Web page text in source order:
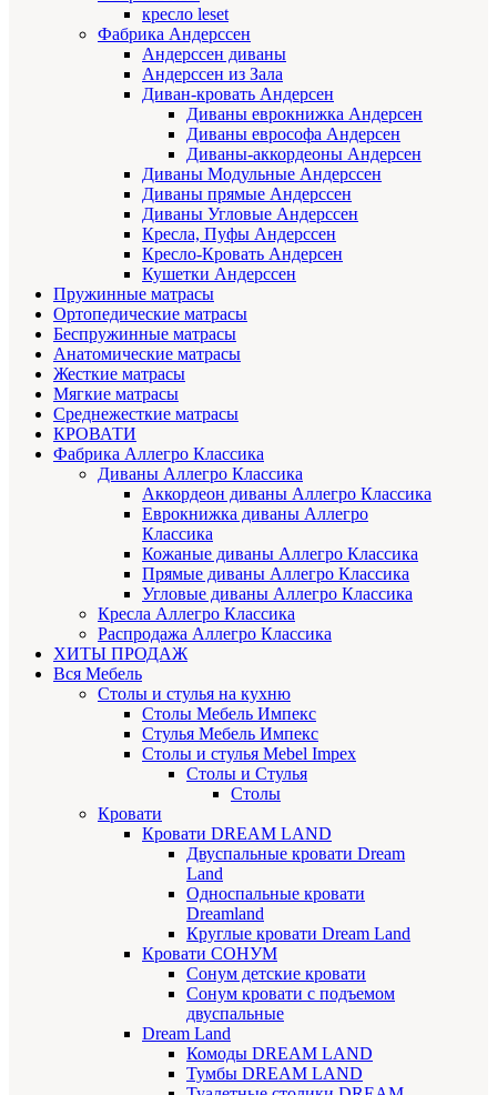
кресло leset
Фабрика Андерссен
Андерссен диваны
Андерссен из Зала
Диван-кровать Андерсен
Диваны еврокнижка Андерсен
Диваны еврософа Андерсен
Диваны-аккордеоны Андерсен
Диваны Модульные Андерссен
Диваны прямые Андерссен
Диваны Угловые Андерссен
Кресла, Пуфы Андерссен
Кресло-Кровать Андерсен
Кушетки Андерссен
Пружинные матрасы
Ортопедические матрасы
Беспружинные матрасы
Анатомические матрасы
Жесткие матрасы
Мягкие матрасы
Среднежесткие матрасы
КРОВАТИ
Фабрика Аллегро Классика
Диваны Аллегро Классика
Аккордеон диваны Аллегро Классика
Еврокнижка диваны Аллегро
Классика
Кожаные диваны Аллегро Классика
Прямые диваны Аллегро Классика
Угловые диваны Аллегро Классика
Кресла Аллегро Классика
Распродажа Аллегро Классика
ХИТЫ ПРОДАЖ
Вся Мебель
Столы и стулья на кухню
Столы Мебель Импекс
Стулья Мебель Импекс
Cтолы и стулья Mebel Impex
Столы и Стулья
Столы
Кровати
Кровати DREAM LAND
Двуспальные кровати Dream
Land
Односпальные кровати
Dreamland
Круглые кровати Dream Land
Кровати СОНУМ
Сонум детские кровати
Сонум кровати с подъемом
двуспальные
Dream Land
Комоды DREAM LAND
Тумбы DREAM LAND